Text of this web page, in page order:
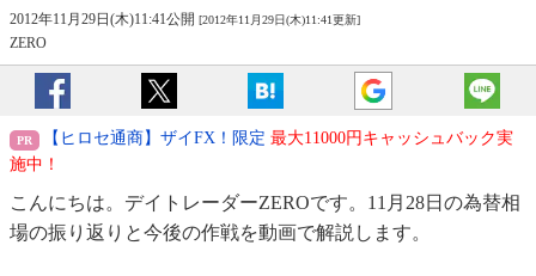
2012年11月29日(木)11:41公開 [2012年11月29日(木)11:41更新]
ZERO
【ヒロセ通商】ザイFX！限定 最大11000円キャッシュバック実
施中！
こんにちは。デイトレーダーZEROです。11月28日の為替相
場の振り返りと今後の作戦を動画で解説します。